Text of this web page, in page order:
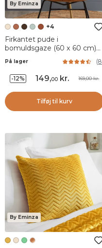
By Eminza
+4
Firkantet pude i
bomuldsgaze (60 x 60 cm)
Gaïa Beige pampa
På lager (8
-12% 149,00kr. 169,00 kr.
Tilføj til kurv
By Eminza